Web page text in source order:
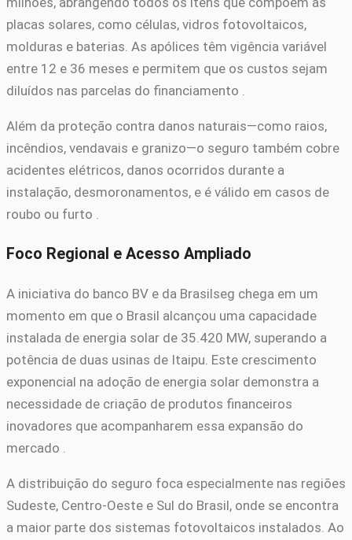
placas solares, como células, vidros fotovoltaicos,
molduras e baterias. As apólices têm vigência variável
entre 12 e 36 meses e permitem que os custos sejam
diluídos nas parcelas do financiamento .
Além da proteção contra danos naturais—como raios,
incêndios, vendavais e granizo—o seguro também cobre
acidentes elétricos, danos ocorridos durante a
instalação, desmoronamentos, e é válido em casos de
roubo ou furto .
Foco Regional e Acesso Ampliado
A iniciativa do banco BV e da Brasilseg chega em um
momento em que o Brasil alcançou uma capacidade
instalada de energia solar de 35.420 MW, superando a
potência de duas usinas de Itaipu. Este crescimento
exponencial na adoção de energia solar demonstra a
necessidade de criação de produtos financeiros
inovadores que acompanharem essa expansão do
mercado .
A distribuição do seguro foca especialmente nas regiões
Sudeste, Centro-Oeste e Sul do Brasil, onde se encontra
a maior parte dos sistemas fotovoltaicos instalados. Ao